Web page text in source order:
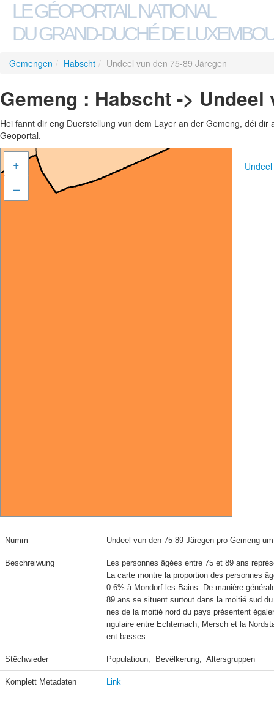
LE GÉOPORTAIL NATIONAL
DU GRAND-DUCHÉ DE
Gemengen / Habscht / Undeel vun den 75-89 Järegen
Gemeng : Habscht ->
Hei fannt dir eng Duerstellung vun dem Layer an der Gemeng, déi
Geoportal.
+
–
Numm Undeel vun den 75-89 Järegen pro Gemeng
Beschreiwung
Les personnes âgées entre 75 et 89 ans
La carte montre la proportion des personnes
0.6% à Mondorf-les-Bains. De manière
89 ans se situent surtout dans la moitié sud
nes de la moitié nord du pays présentent
ngulaire entre Echternach, Mersch et la
ent basses.
Stëchwieder Populatioun,  Bevëlkerung,  Altersgruppen
Komplett Metadaten Link